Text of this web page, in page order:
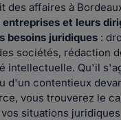
des affaires à
et leurs
besoins juridiques :
sociétés, rédaction
intellectuelle. Qu'il
d'un contentieux
vous trouverez le
situations